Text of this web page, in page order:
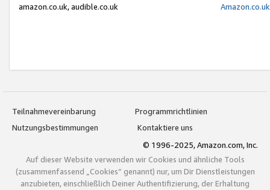
amazon.co.uk, audible.co.uk
Teilnahmevereinbarung
Programmrichtlinien
Nutzungsbestimmungen
Kontaktiere uns
© 1996-2025, Amazon.com, Inc.
Auf dieser Website verwenden wir Cookies und ähnliche Tools
(zusammenfassend „Cookies“ genannt) nur, um Dir Dienstleistungen
anzubieten, einschließlich Deiner Authentifizierung, der Erhaltung